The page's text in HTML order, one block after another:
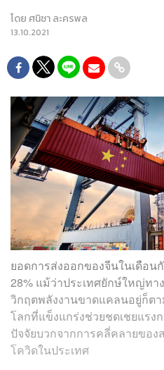
โดย ศนิชา ละครพล
13.10.2021
ยอดการส่งออกของจีนในเดือน
28% แม้ว่าประเทศยักษ์ใหญ่ทา
วิกฤตพลังงานขาดแคลนอยู่ก็ต
โลกที่แข็งแกร่งช่วยชดเชยแรง
ปัจจัยบวกจากการคลี่คลายขอ
โควิดในประเทศ